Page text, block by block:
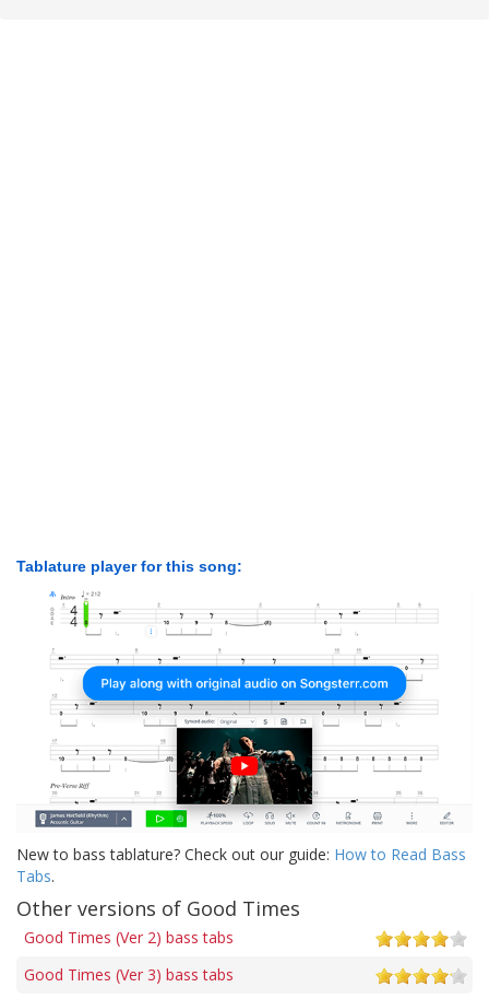
Tablature player for this song:
New to bass tablature? Check out our guide: How to Read Bass
Tabs.
Other versions of Good Times
Good Times (Ver 2) bass tabs
Good Times (Ver 3) bass tabs